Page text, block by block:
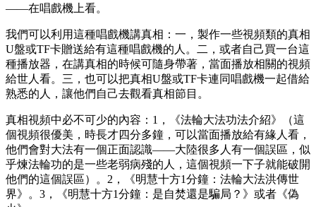
——在唱戲機上看。
我們可以利用這種唱戲機講真相：一，製作一些視頻類的真相
U盤或TF卡贈送給有這種唱戲機的人。二，或者自己買一台這
種播放器，在講真相的時候可隨身帶著，當面播放相關的視頻
給世人看。三，也可以把真相U盤或TF卡連同唱戲機一起借給
熟悉的人，讓他們自己去觀看真相節目。
真相視頻中必不可少的內容：1，《法輪大法功法介紹》（這
個視頻很優美，時長才四分多鐘，可以當面播放給有緣人看，
他們會對大法有一個正面認識——大陸很多人有一個誤區，似
乎煉法輪功的是一些老弱病殘的人，這個視頻一下子就能破開
他們的這個誤區）。2，《明慧十方1分鐘：法輪大法洪傳世
界》。3，《明慧十方1分鐘：是自焚還是騙局？》或者《偽